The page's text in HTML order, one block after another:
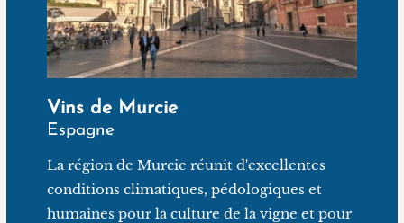
Vins de Murcie
Espagne
La région de Murcie réunit d'excellentes
conditions climatiques, pédologiques et
humaines pour la culture de la vigne et pour